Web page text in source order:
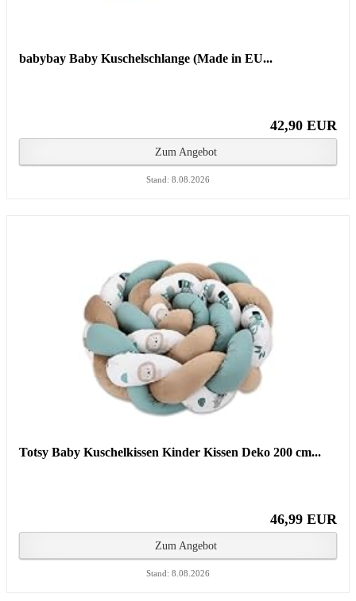
babybay Baby Kuschelschlange (Made in EU...
42,90 EUR
Zum Angebot
Stand: 8.08.2026
Totsy Baby Kuschelkissen Kinder Kissen Deko 200 cm...
46,99 EUR
Zum Angebot
Stand: 8.08.2026